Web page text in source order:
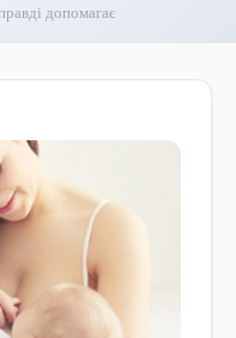
допомагає